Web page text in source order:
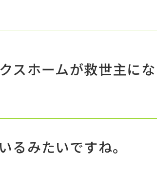
スホームが救世主にな
るみたいですね。